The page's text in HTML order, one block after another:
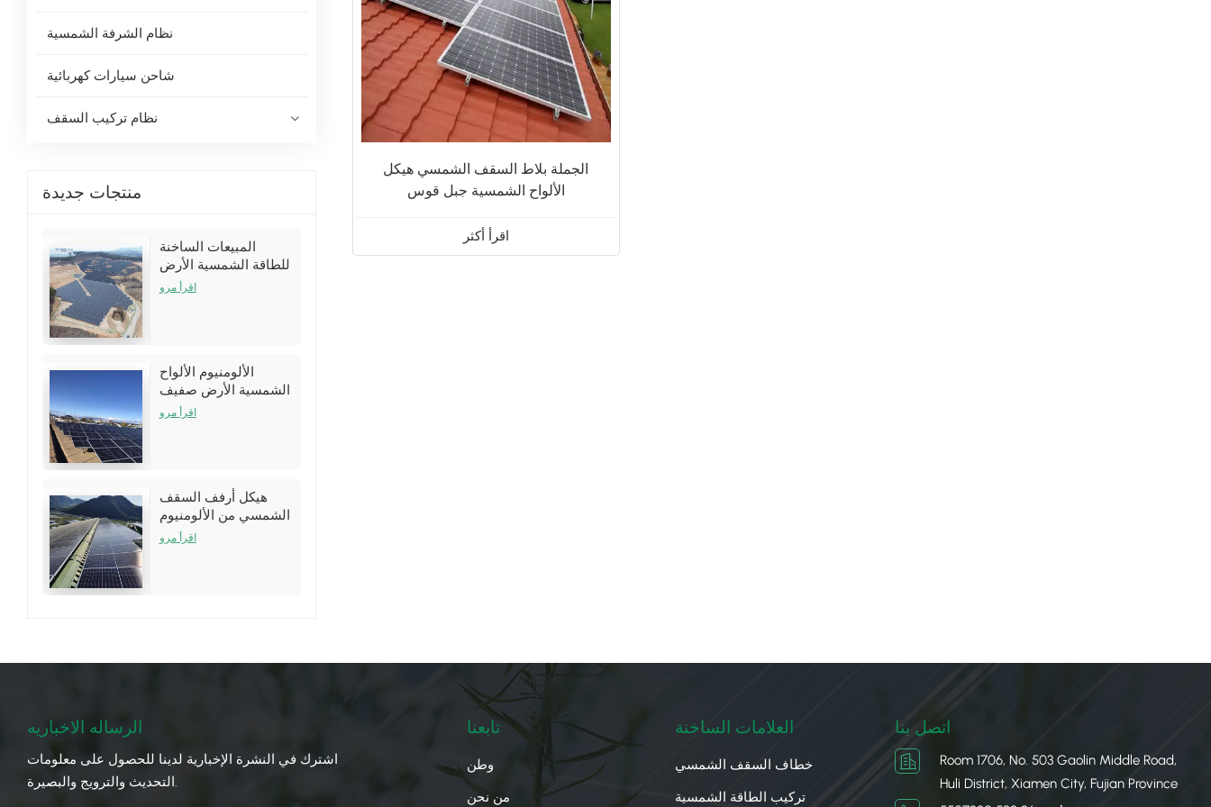
نظام الشرفة الشمسية
شاحن سيارات كهربائية
نظام تركيب السقف
منتجات جديدة
المبيعات الساخنة
للطاقة الشمسية الأرض
تركيب أقواس الأقواس
اقرأ مرو
الألومنيوم الألواح
الشمسية الأرض صفيف
نظام الأرفف
اقرأ مرو
هيكل أرفف السقف
الشمسي من الألومنيوم
لتركيبات سقف القصدير
اقرأ مرو
الجملة بلاط السقف الشمسي هيكل
الألواح الشمسية جبل قوس
اقرأ أكثر
الرساله الاخباريه
اشترك في النشرة الإخبارية لدينا للحصول على معلومات
التحديث والترويج والبصيرة.
تابعنا
وطن
من نحن
العلامات الساخنة
خطاف السقف الشمسي
تركيب الطاقة الشمسية
اتصل بنا
Room 1706, No. 503 Gaolin Middle Road,
Huli District, Xiamen City, Fujian Province